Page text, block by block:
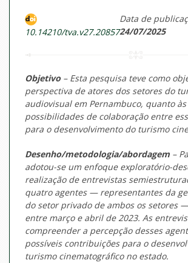
10.14210/tva.v27.20857
Data de
24/07/2025
Objetivo – Esta pesquisa teve como
perspectiva de atores dos setores do
audiovisual em Pernambuco, quanto às
possibilidades de colaboração entre
para o desenvolvimento do turismo
Desenho/metodologia/abordagem –
adotou-se um enfoque exploratório-
realização de entrevistas
quatro agentes — representantes da
do setor privado de ambos os setores
entre março e abril de 2023. As
compreender a percepção desses
possíveis contribuições para o
turismo cinematográfico no estado.